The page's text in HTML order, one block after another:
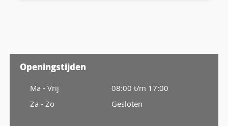
Openingstijden
Ma - Vrij
Za - Zo
08:00 t/m 17:00
Gesloten